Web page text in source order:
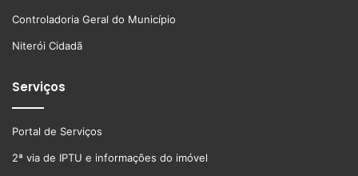
Controladoria Geral do Município
Niterói Cidadã
Serviços
Portal de Serviços
2ª via de IPTU e informações do imóvel